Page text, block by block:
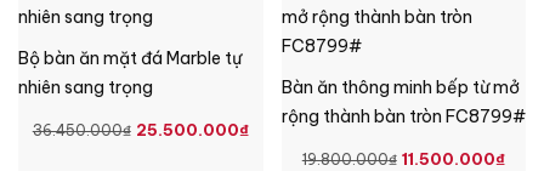
Bộ bàn ăn mặt đá Marble tự
nhiên sang trọng
36.450.000₫ GIÁ
25.500.000₫GIÁ
Bàn ăn thông minh bếp từ mở
rộng thành bàn tròn FC8799#
19.800.000₫ GIÁ
11.500.000₫GIÁ